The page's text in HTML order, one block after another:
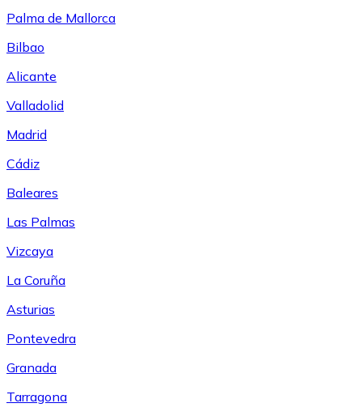
Palma de Mallorca
Bilbao
Alicante
Valladolid
Madrid
Cádiz
Baleares
Las Palmas
Vizcaya
La Coruña
Asturias
Pontevedra
Granada
Tarragona